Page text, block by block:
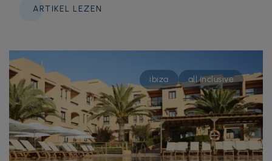
ARTIKEL LEZEN
ibiza all inclusive